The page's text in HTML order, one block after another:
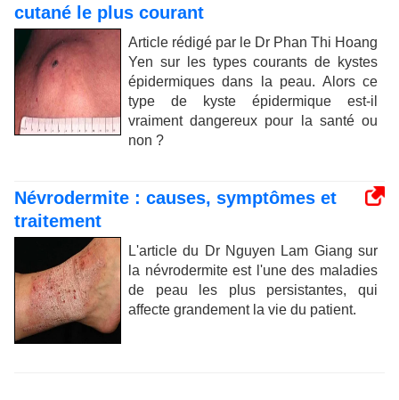
cutané le plus courant
Article rédigé par le Dr Phan Thi Hoang
Yen sur les types courants de kystes
épidermiques dans la peau. Alors ce
type de kyste épidermique est-il
vraiment dangereux pour la santé ou
non ?
Névrodermite : causes, symptômes et
traitement
L'article du Dr Nguyen Lam Giang sur
la névrodermite est l'une des maladies
de peau les plus persistantes, qui
affecte grandement la vie du patient.